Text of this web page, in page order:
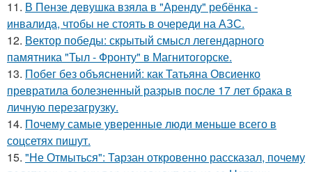
11. В Пензе девушка взяла в "Аренду" ребёнка -
инвалида, чтобы не стоять в очереди на АЗС.
12. Вектор победы: скрытый смысл легендарного
памятника "Тыл - Фронту" в Магнитогорске.
13. Побег без объяснений: как Татьяна Овсиенко
превратила болезненный разрыв после 17 лет брака в
личную перезагрузку.
14. Почему самые уверенные люди меньше всего в
соцсетях пишут.
15. "Не Отмыться": Тарзан откровенно рассказал, почему